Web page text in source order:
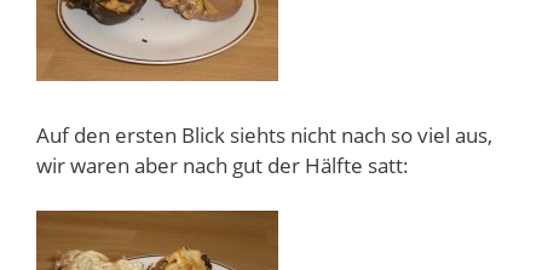
Auf den ersten Blick siehts nicht nach so viel aus,
wir waren aber nach gut der Hälfte satt: